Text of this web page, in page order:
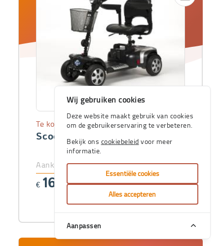
Scooter Venus 4 Sport
Te koop
Aankoopprijs
€ 1664,92
Wij gebruiken cookies
Deze website maakt gebruik van cookies
om de gebruikerservaring te verbeteren.
Bekijk ons cookiebeleid voor meer
informatie.
Essentiële cookies
Alles accepteren
Aanpassen